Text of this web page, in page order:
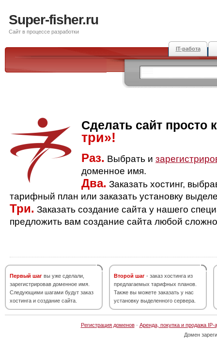
Super-fisher.ru
Сайт в процессе разработки
IT-работа
Сделать сайт просто
три»!
Раз. Выбрать и
доменное имя.
Два. Заказать хостинг,
тарифный план или заказать установку
Три. Заказать создание сайта у нашего
предложить вам создание сайта любой
Первый шаг вы уже сделали,
зарегистрировав доменное имя.
Следующими шагами будут заказ
хостинга и создание сайта.
Второй шаг - заказ хостинга из
предлагаемых тарифных планов.
Также вы можете заказать у нас
установку выделенного сервера.
Регистрация доменов· Аренда, покупка и продажа IP-
Домен